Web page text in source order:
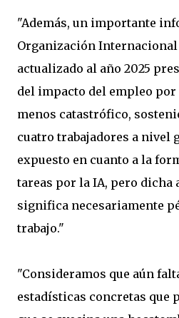
"Además, un importante
Organización Internacional
actualizado al año 2025
del impacto del empleo por
menos catastrófico,
cuatro trabajadores a nivel
expuesto en cuanto a la
tareas por la IA, pero dicha
significa necesariamente
trabajo."
"Consideramos que aún
estadísticas concretas que